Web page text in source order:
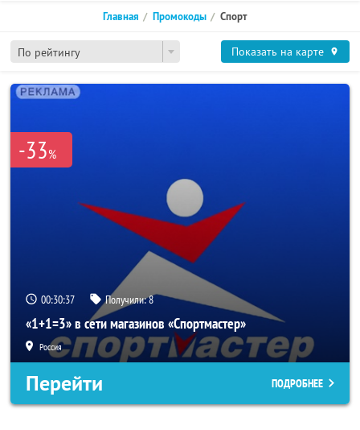
По рейтингу
Главная Промокоды Спорт
Показать на карте
-33%
00:30:37 Получили:8
«1+1=3» в сети магазинов «Спортмастер»
Россия
Перейти ПОДРОБНЕЕ